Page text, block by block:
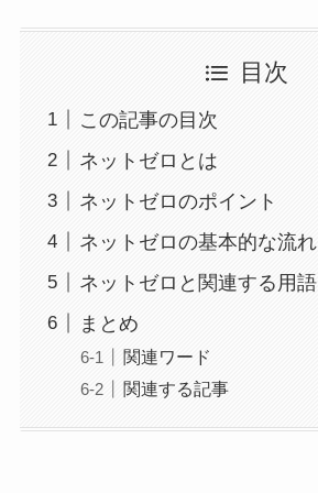
目次
この記事の目次
ネットゼロとは
ネットゼロのポイント
ネットゼロの基本的な流れ
ネットゼロと関連する用語
まとめ
関連ワード
関連する記事